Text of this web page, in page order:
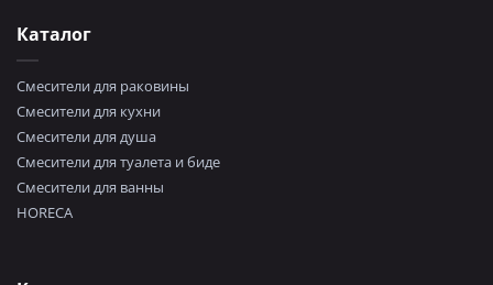
Каталог
Смесители для раковины
Смесители для кухни
Смесители для душа
Смесители для туалета и биде
Смесители для ванны
HORECA